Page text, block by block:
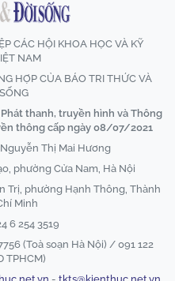
CÁC HỘI KHOA HỌC VÀ KỸ
NAM
HỢP CỦA BÁO TRI THỨC VÀ
thanh, truyền hình và Thông
thông cấp ngày 08/07/2021
Thị Mai Hương
phường Cửa Nam, Hà Nội
Trị, phường Hạnh Thông, Thành
Minh
6 254 3519
(Toà soạn Hà Nội) / 091 122
TPHCM)